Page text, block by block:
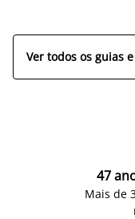
Ver todos os guias
47
Mais de